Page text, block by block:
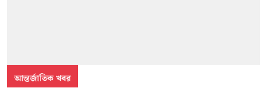
আন্তর্জাতিক খবর